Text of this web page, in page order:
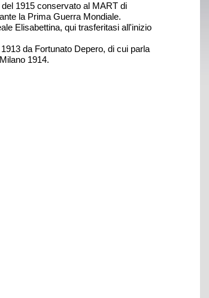
1915 conservato al MART di
la Prima Guerra Mondiale.
Elisabettina, qui trasferitasi all'inizio
da Fortunato Depero, di cui parla
1914.